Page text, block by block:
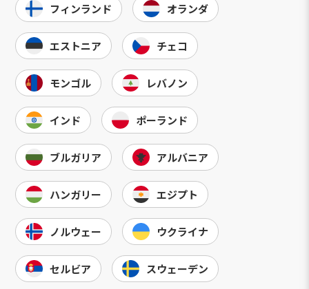
フィンランド オランダ
エストニア チェコ
モンゴル レバノン
インド ポーランド
ブルガリア アルバニア
ハンガリー エジプト
ノルウェー ウクライナ
セルビア スウェーデン